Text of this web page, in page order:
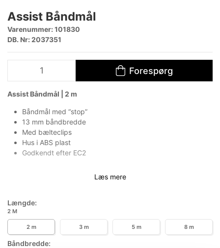
Assist Båndmål
Varenummer:101830
DB. Nr: 2037351
Forespørg
Assist Båndmål | 2 m
Båndmål med “stop”
13 mm båndbredde
Med bælteclips
Hus i ABS plast
Godkendt efter EC2
Læs mere
Længde:
2 M
2 m 3 m 5 m 8 m
Båndbredde: